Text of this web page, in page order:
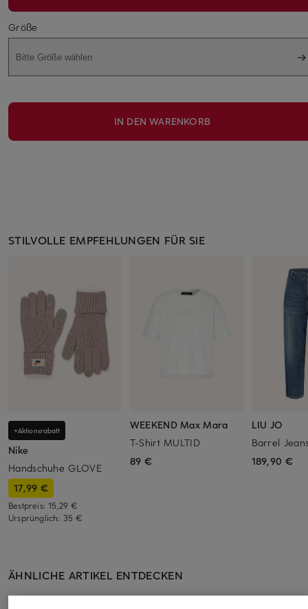
Größe
Bitte Größe wählen
IN DEN WARENKORB
STILVOLLE EMPFEHLUNGEN FÜR SIE
+Aktionsrabatt
Nike
Handschuhe GLOVE
17,99 €
Bestpreis:15,29 €
Ursprünglich: 35 €
WEEKEND Max Mara
T-Shirt MULTID
89 €
LIU JO
Barrel
189,90 €
ÄHNLICHE ARTIKEL ENTDECKEN